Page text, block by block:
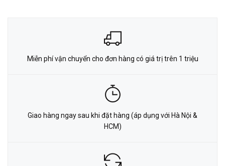
Miễn phí vận chuyển cho đơn hàng có giá trị trên 1 triệu
Giao hàng ngay sau khi đặt hàng (áp dụng với Hà Nội &
HCM)